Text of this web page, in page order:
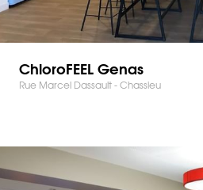
ChloroFEEL Genas
Rue Marcel Dassault - Chassieu